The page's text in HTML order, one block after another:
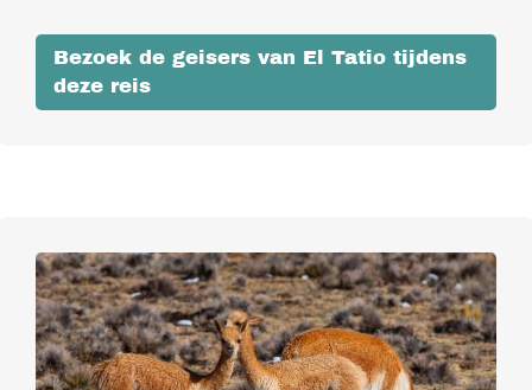
Bezoek de geisers van El Tatio tijdens
deze reis